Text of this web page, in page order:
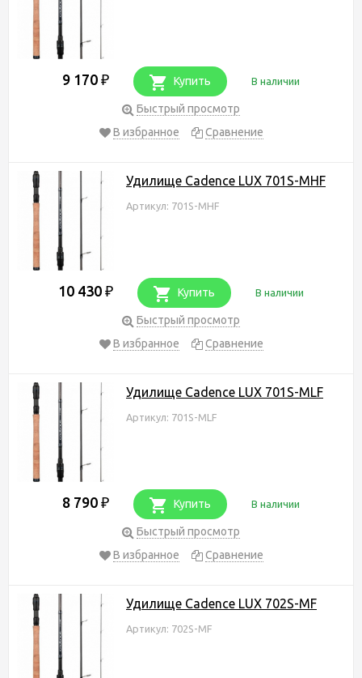
9 170 ₽ Купить В наличии
Быстрый просмотр
В избранное
Сравнение
Удилище Cadence LUX 701S-MHF
Артикул: 701S-MHF
10 430 ₽ Купить В наличии
Быстрый просмотр
В избранное
Сравнение
Удилище Cadence LUX 701S-MLF
Артикул: 701S-MLF
8 790 ₽ Купить В наличии
Быстрый просмотр
В избранное
Сравнение
Удилище Cadence LUX 702S-MF
Артикул: 702S-MF